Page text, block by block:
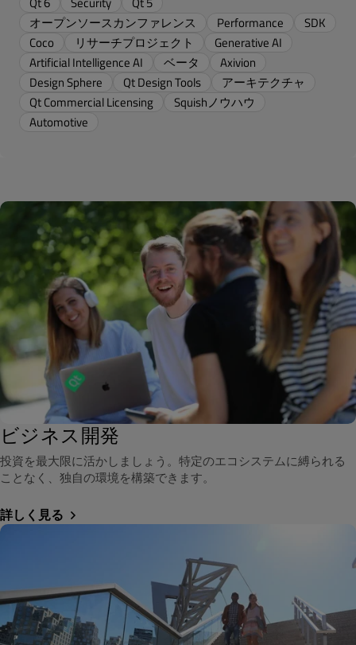
オープンソースカンファレンス
Performance
SDK
Coco
リサーチプロジェクト
Generative AI
Artificial Intelligence AI
ベータ
Axivion
Design Sphere
Qt Design Tools
アーキテクチャ
Qt Commercial Licensing
Squishノウハウ
Automotive
ビジネス開発
投資を最大限に活かしましょう。特定のエコシステムに縛られる
ことなく、独自の環境を構築できます。
詳しく見る